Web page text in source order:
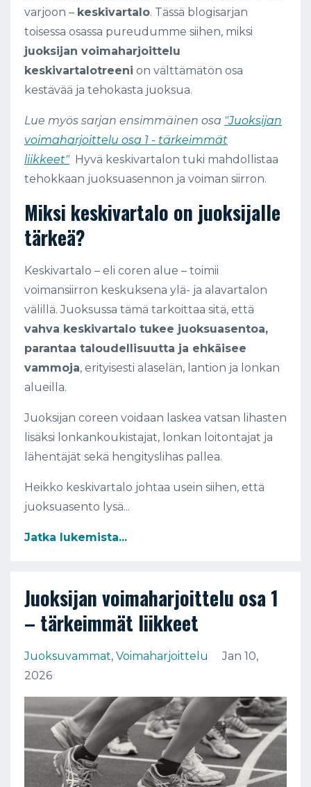
varjoon – keskivartalo. Tässä blogisarjan
toisessa osassa pureudumme siihen, miksi
juoksijan voimaharjoittelu
keskivartalotreeni on välttämätön osa
kestävää ja tehokasta juoksua.
Lue myös sarjan ensimmäinen osa "Juoksijan
voimaharjoittelu osa 1 - tärkeimmät
liikkeet" Hyvä keskivartalon tuki mahdollistaa
tehokkaan juoksuasennon ja voiman siirron.
Miksi keskivartalo on juoksijalle
tärkeä?
Keskivartalo – eli coren alue – toimii
voimansiirron keskuksena ylä- ja alavartalon
välillä. Juoksussa tämä tarkoittaa sitä, että
vahva keskivartalo tukee juoksuasentoa,
parantaa taloudellisuutta ja ehkäisee
vammoja, erityisesti alaselän, lantion ja lonkan
alueilla.
Juoksijan coreen voidaan laskea vatsan lihasten
lisäksi lonkankoukistajat, lonkan loitontajat ja
lähentäjät sekä hengityslihas pallea.
Heikko keskivartalo johtaa usein siihen, että
juoksuasento lysä...
Jatka lukemista...
Juoksijan voimaharjoittelu osa 1
– tärkeimmät liikkeet
Juoksuvammat Voimaharjoittelu
Jan 10,
2026